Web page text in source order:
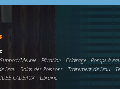
Support/Meuble Filtration Eclairage Pompe à eau
l'eau
Soins des Poissons Traitement de l'eau
IDEE CADEAUX Librairie